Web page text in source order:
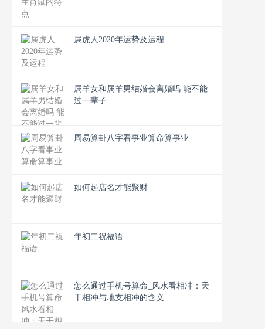
属虎人2020年运势及运程
属羊女和属羊男结婚会离婚吗 能不能
过一辈子
周易算卦八字看事业算命算事业
如何起店名才能聚财
年初二祝福语
怎么通过手机号算命_风水看相冲：天
干相冲与地支相冲的含义